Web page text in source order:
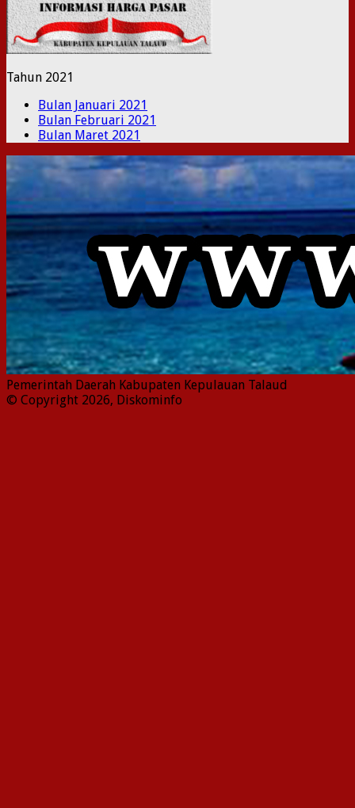
Tahun 2021
Bulan Januari 2021
Bulan Februari 2021
Bulan Maret 2021
Pemerintah Daerah Kabupaten Kepulauan Talaud
© Copyright 2026, Diskominfo